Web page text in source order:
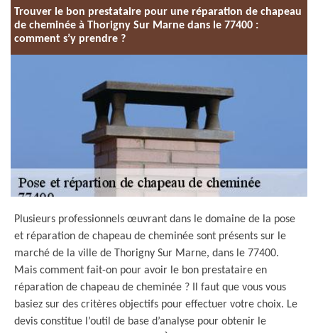
Trouver le bon prestataire pour une réparation de chapeau
de cheminée à Thorigny Sur Marne dans le 77400 :
comment s’y prendre ?
Plusieurs professionnels œuvrant dans le domaine de la pose
et réparation de chapeau de cheminée sont présents sur le
marché de la ville de Thorigny Sur Marne, dans le 77400.
Mais comment fait-on pour avoir le bon prestataire en
réparation de chapeau de cheminée ? Il faut que vous vous
basiez sur des critères objectifs pour effectuer votre choix. Le
devis constitue l’outil de base d’analyse pour obtenir le